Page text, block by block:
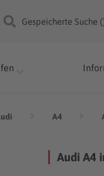
Gespeicherte Suche (
A4
Audi A4